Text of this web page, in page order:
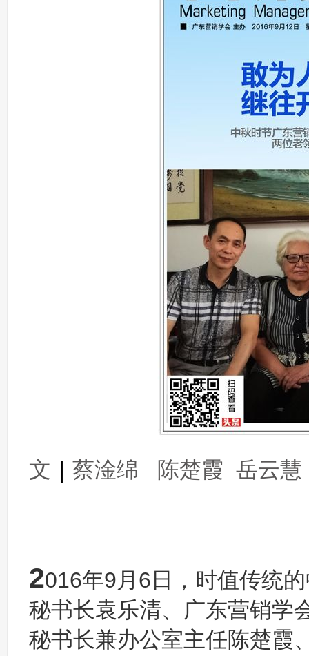
文 蔡淦绵 陈楚霞 岳云慧
2016年9月6日，时值传统
秘书长袁乐清、广东营销学
秘书长兼办公室主任陈楚霞